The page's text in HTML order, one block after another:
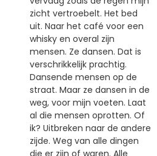
zicht vertroebelt. Het bed
uit. Naar het café voor een
whisky en overal zijn
mensen. Ze dansen. Dat is
verschrikkelijk prachtig.
Dansende mensen op de
straat. Maar ze dansen in de
weg, voor mijn voeten. Laat
al die mensen oprotten. Of
ik? Uitbreken naar de andere
zijde. Weg van alle dingen
die er zijn of waren. Alle